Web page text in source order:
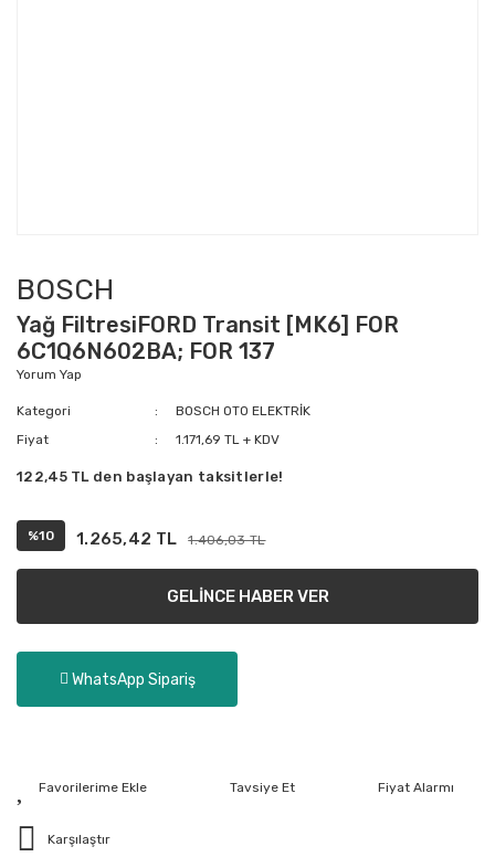
BOSCH
Yağ FiltresiFORD Transit [MK6] FOR
6C1Q6N602BA; FOR 137
Yorum Yap
Kategori
BOSCH OTO ELEKTRİK
Fiyat
1.171,69 TL + KDV
122,45 TL den başlayan taksitlerle!
%10 1.265,42 TL 1.406,03 TL
GELİNCE HABER VER
WhatsApp Sipariş
Tavsiye Et Fiyat Alarmı
Karşılaştır